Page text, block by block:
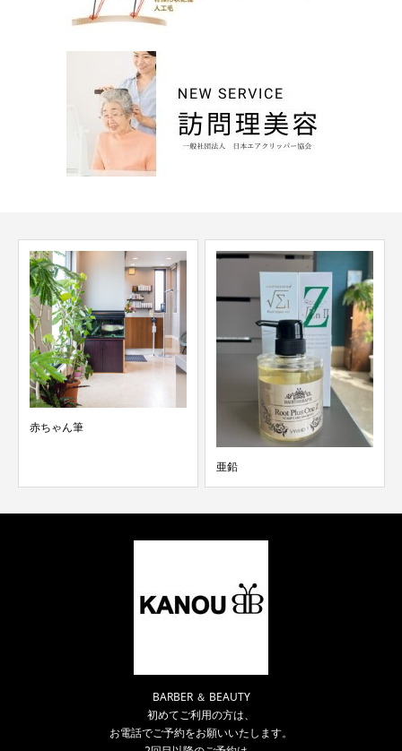
赤ちゃん筆
亜鉛
BARBER ＆ BEAUTY
初めてご利用の方は、
お電話でご予約をお願いいたします。